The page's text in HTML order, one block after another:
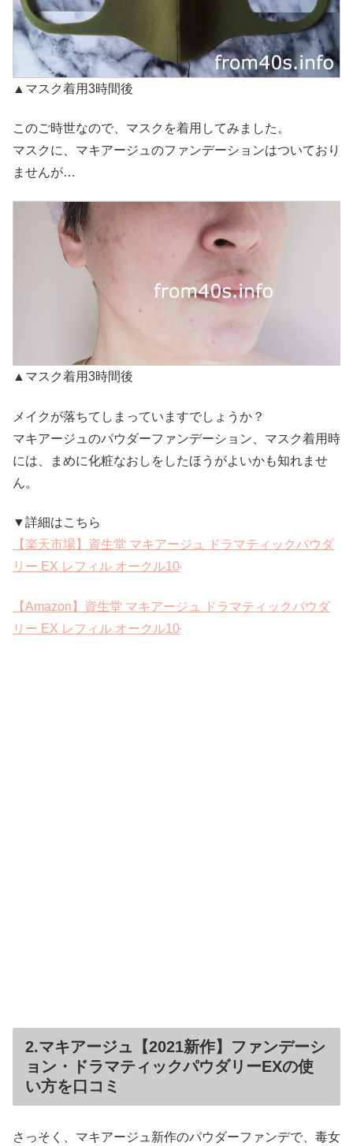
▲マスク着用3時間後
このご時世なので、マスクを着用してみました。
マスクに、マキアージュのファンデーションはついており
ませんが…
▲マスク着用3時間後
メイクが落ちてしまっていますでしょうか？
マキアージュのパウダーファンデーション、マスク着用時
には、まめに化粧なおしをしたほうがよいかも知れませ
ん。
▼詳細はこちら
【楽天市場】資生堂 マキアージュ ドラマティックパウダ
リー EX レフィル オークル10
【Amazon】資生堂 マキアージュ ドラマティックパウダ
リー EX レフィル オークル10
2.マキアージュ【2021新作】ファンデーシ
ョン・ドラマティックパウダリーEXの使
い方を口コミ
さっそく、マキアージュ新作のパウダーファンデで、毒女